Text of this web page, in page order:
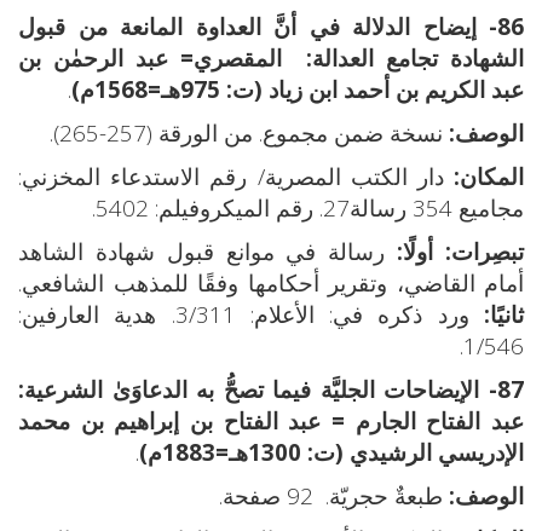
86- إيضاح الدلالة في أنَّ العداوة المانعة من قبول
الشهادة تجامع العدالة: المقصري= عبد الرحمٰن بن
عبد الكريم بن أحمد ابن زياد (ت: 975هـ=1568م)
.
الوصف: نسخة ضمن مجموع. من الورقة (257-265).
المكان: دار الكتب المصرية/ رقم الاستدعاء المخزني:
مجاميع 354 رسالة27. رقم الميكروفيلم: 5402.
تبصِرات: أولًا: رسالة في موانع قبول شهادة الشاهد
أمام القاضي، وتقرير أحكامها وفقًا للمذهب الشافعي.
ثانيًا:
ورد ذكره في: الأعلام: 3/311. هدية العارفين:
1/546.
87- الإيضاحات الجليَّة فيما تصحُّ به الدعاوَىٰ الشرعية:
عبد الفتاح الجارم = عبد الفتاح بن إبراهيم بن محمد
الإدريسي الرشيدي (ت: 1300هـ=1883م)
.
الوصف: طبعةٌ حجريّة. 92 صفحة.